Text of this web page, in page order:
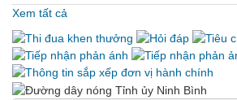
Xem tất cả